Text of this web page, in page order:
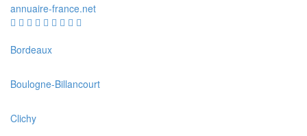
annuaire-france.net
Bordeaux
Boulogne-Billancourt
Clichy